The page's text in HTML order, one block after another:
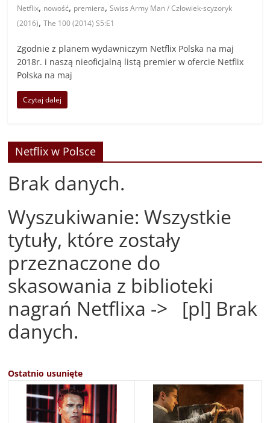
Netflix, nowość, premiera,Swiss Army Man / Człowiek-scyzoryk
(2016),The 100 (2014) S5:E1
Zgodnie z planem wydawniczym Netflix Polska na maj
2018r. i naszą nieoficjalną listą premier w ofercie Netflix
Polska na maj
Czytaj dalej
Netflix w Polsce
Brak danych.
Wyszukiwanie: Wszystkie
tytuły, które zostały
przeznaczone do
skasowania z biblioteki
nagrań Netflixa -> [pl] Brak
danych.
Ostatnio usunięte